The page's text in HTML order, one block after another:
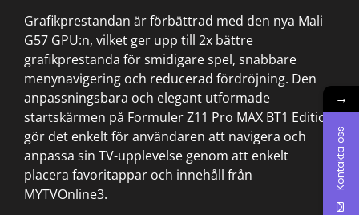
Grafikprestandan är förbättrad med den nya Mali
G57 GPU:n, vilket ger upp till 2x bättre
grafikprestanda för smidigare spel, snabbare
menynavigering och reducerad fördröjning. Den
anpassningsbara och elegant utformade
startskärmen på Formuler Z11 Pro MAX BT1 Edition
gör det enkelt för användaren att navigera och
anpassa sin TV-upplevelse genom att enkelt
placera favoritappar och innehåll från
MYTVOnline3.
→
Kontakta oss